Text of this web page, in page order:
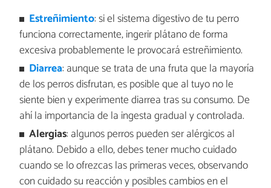
Estreñimiento: si el sistema digestivo de tu perro
funciona correctamente, ingerir plátano de forma
excesiva probablemente le provocará estreñimiento.
Diarrea: aunque se trata de una fruta que la mayoría
de los perros disfrutan, es posible que al tuyo no le
siente bien y experimente diarrea tras su consumo. De
ahí la importancia de la ingesta gradual y controlada.
Alergias: algunos perros pueden ser alérgicos al
plátano. Debido a ello, debes tener mucho cuidado
cuando se lo ofrezcas las primeras veces, observando
con cuidado su reacción y posibles cambios en el